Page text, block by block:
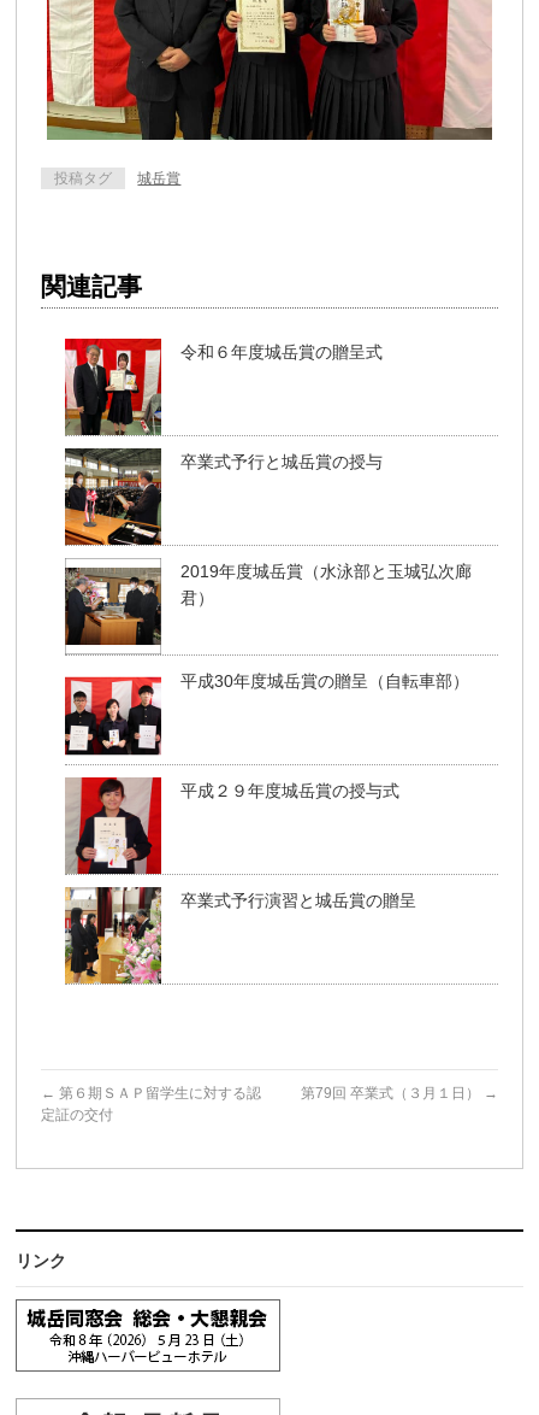
投稿タグ 城岳賞
関連記事
令和６年度城岳賞の贈呈式
卒業式予行と城岳賞の授与
2019年度城岳賞（水泳部と玉城弘次廊
君）
平成30年度城岳賞の贈呈（自転車部）
平成２９年度城岳賞の授与式
卒業式予行演習と城岳賞の贈呈
← 第６期ＳＡＰ留学生に対する認
定証の交付
第79回 卒業式（３月１日） →
リンク